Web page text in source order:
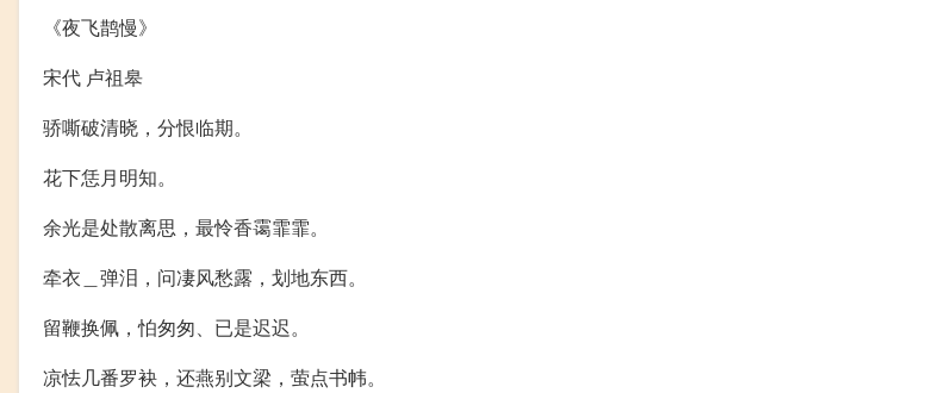
《夜飞鹊慢》
宋代 卢祖皋
骄嘶破清晓，分恨临期。
花下恁月明知。
余光是处散离思，最怜香霭霏霏。
牵衣＿弹泪，问凄风愁露，划地东西。
留鞭换佩，怕匆匆、已是迟迟。
凉怯几番罗袂，还燕别文梁，萤点书帏。